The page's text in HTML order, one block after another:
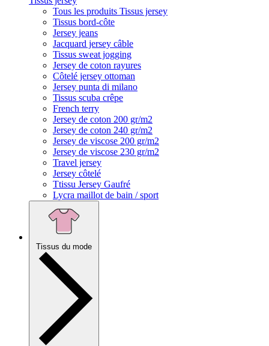
Tous les produits Tissus jersey
Tissus bord-côte
Jersey jeans
Jacquard jersey câble
Tissus sweat jogging
Jersey de coton rayures
Côtelé jersey ottoman
Jersey punta di milano
Tissus scuba crêpe
French terry
Jersey de coton 200 gr/m2
Jersey de coton 240 gr/m2
Jersey de viscose 200 gr/m2
Jersey de viscose 230 gr/m2
Travel jersey
Jersey côtelé
Ttissu Jersey Gaufré
Lycra maillot de bain / sport
Tissus du mode